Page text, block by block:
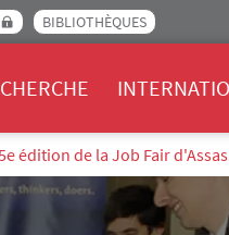
BIBLIOTHÈQUES
édition de la Job Fair